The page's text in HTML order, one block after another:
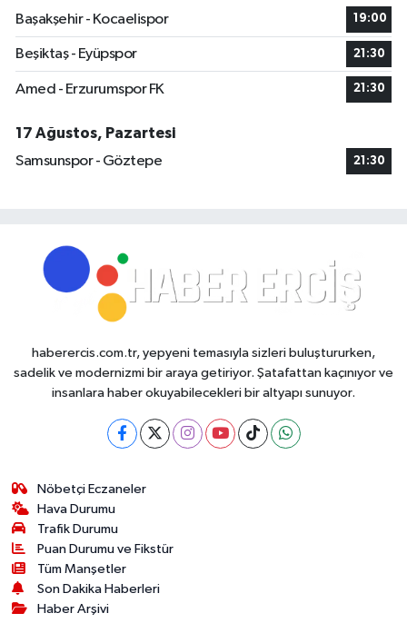
Başakşehir - Kocaelispor
19:00
Beşiktaş - Eyüpspor 21:30
Amed - Erzurumspor FK 21:30
17 Ağustos, Pazartesi
Samsunspor - Göztepe
21:30
haberercis.com.tr, yepyeni temasıyla sizleri buluştururken,
sadelik ve modernizmi bir araya getiriyor. Şatafattan kaçınıyor ve
insanlara haber okuyabilecekleri bir altyapı sunuyor.
Nöbetçi Eczaneler
Hava Durumu
Trafik Durumu
Puan Durumu ve Fikstür
Tüm Manşetler
Son Dakika Haberleri
Haber Arşivi